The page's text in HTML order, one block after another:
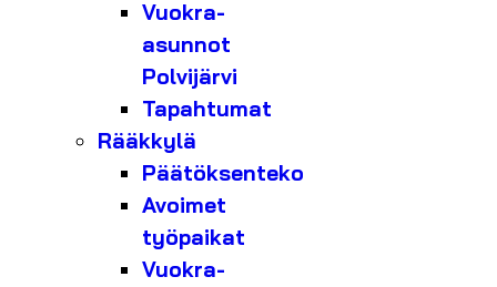
Vuokra-
asunnot
Polvijärvi
Tapahtumat
Rääkkylä
Päätöksenteko
Avoimet
työpaikat
Vuokra-